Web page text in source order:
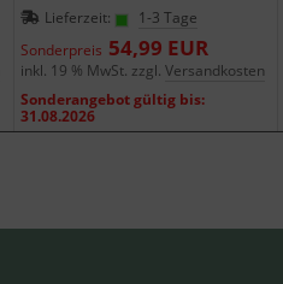
Lieferzeit:
1-3 Tage
Sonderpreis 54,99 EUR
inkl. 19 % MwSt. zzgl. Versandkosten
Sonderangebot gültig bis:
31.08.2026